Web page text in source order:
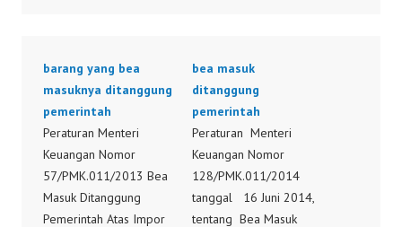
barang yang bea
masuknya ditanggung
pemerintah
Peraturan Menteri
Keuangan Nomor
57/PMK.011/2013 Bea
Masuk Ditanggung
Pemerintah Atas Impor
bea masuk
ditanggung
pemerintah
Peraturan Menteri
Keuangan Nomor
128/PMK.011/2014
tanggal 16 Juni 2014,
tentang Bea Masuk